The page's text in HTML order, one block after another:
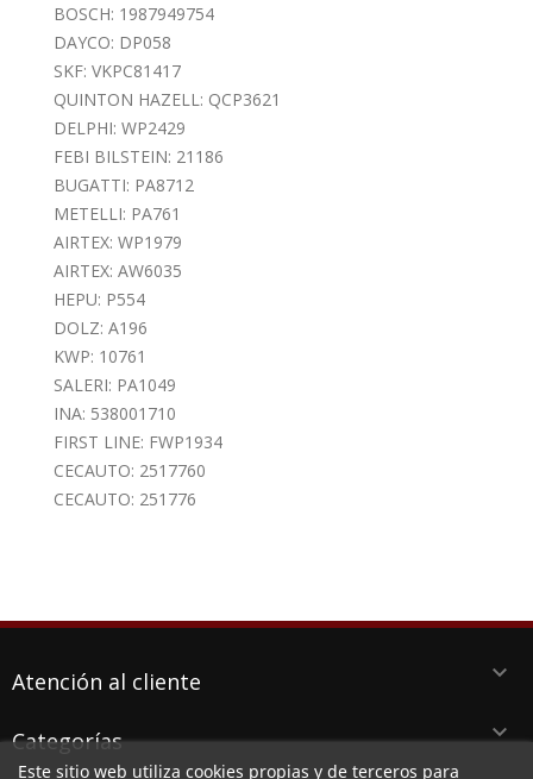
BOSCH: 1987949754
DAYCO: DP058
SKF: VKPC81417
QUINTON HAZELL: QCP3621
DELPHI: WP2429
FEBI BILSTEIN: 21186
BUGATTI: PA8712
METELLI: PA761
AIRTEX: WP1979
AIRTEX: AW6035
HEPU: P554
DOLZ: A196
KWP: 10761
SALERI: PA1049
INA: 538001710
FIRST LINE: FWP1934
CECAUTO: 2517760
CECAUTO: 251776
Atención al cliente keyboard_arrow_down
Categorías keyboard_arrow_down
Este sitio web utiliza cookies propias y de terceros para